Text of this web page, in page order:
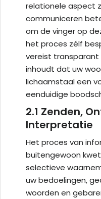
relationele aspect
communiceren
om de vinger op
het proces zélf
vereist
inhoudt dat uw
lichaamstaal een
eenduidige
2.1 Zenden,
Interpretatie
Het proces van
buitengewoon
selectieve
uw bedoelingen,
woorden en